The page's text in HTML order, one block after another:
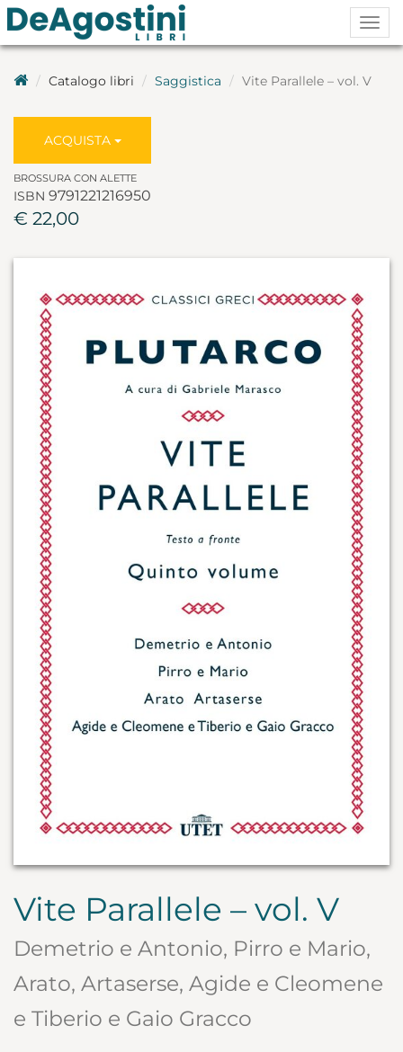
Catalogo libri Saggistica Vite Parallele – vol. V
ACQUISTA
BROSSURA CON ALETTE
ISBN 9791221216950
€ 22,00
Vite Parallele – vol. V
Demetrio e Antonio, Pirro e Mario,
Arato, Artaserse, Agide e Cleomene
e Tiberio e Gaio Gracco